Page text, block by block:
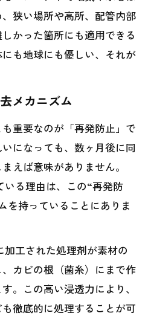
狭い場所や高所、配管内部
かった箇所にも適用できる
も地球にも優しい、それが
メカニズム
重要なのが「再発防止」で
になっても、数ヶ月後に同
えば意味がありません。
る理由は、この“再発防
を持っていることにありま
工された処理剤が素材の
カビの根（菌糸）にまで作
。この高い浸透力により、
徹底的に処理することが可